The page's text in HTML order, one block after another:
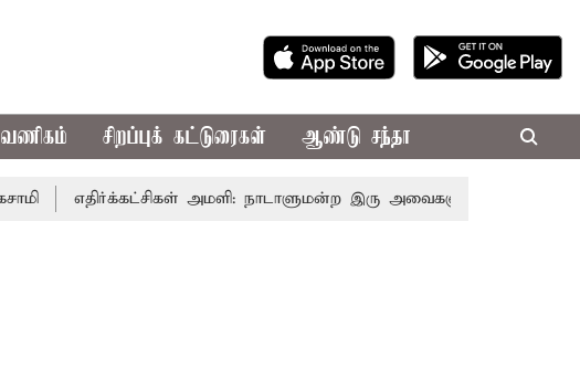
வணிகம் சிறப்புக் கட்டுரைகள் ஆண்டு சந்தா
எதிர்க்கட்சிகள் அமளி: நாடாளுமன்ற இரு அவைகளும் திங்கள்கிழமை வரை